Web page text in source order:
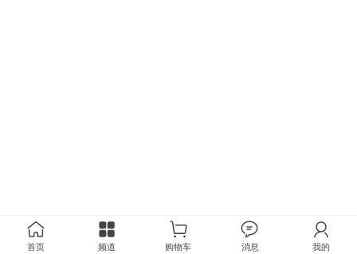
首页 频道 购物车 消息 我的